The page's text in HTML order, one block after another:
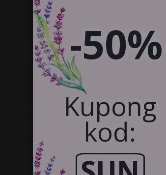
SIA Canvas WAY
Brīvības
-50%
Kupong
kod: